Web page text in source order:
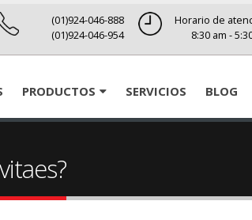
(01)924-046-888
(01)924-046-954
Horario de
8:30 am -
PRODUCTOS SERVICIOS BLOG